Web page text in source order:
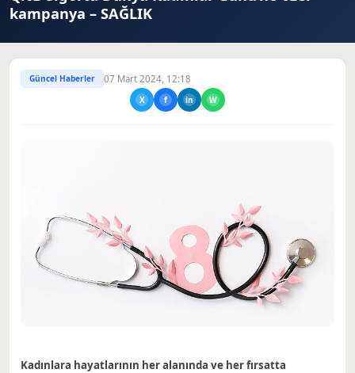
kampanya – SAĞLIK
Güncel Haberler 07 Mart 2024, 12:18
X f in W
Kadınlara hayatlarının her alanında ve her fırsatta